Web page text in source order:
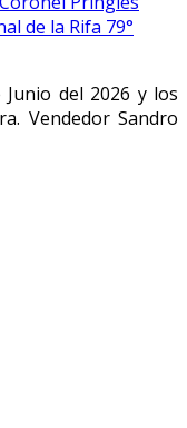
del 2026 y los
Vendedor Sandro